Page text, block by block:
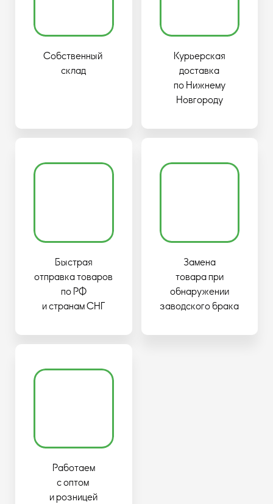
Собственный
склад
Курьерская
доставка
по Нижнему
Новгороду
Быстрая
отправка товаров
по РФ
и странам СНГ
Замена
товара при
обнаружении
заводского брака
Работаем
с оптом
и розницей